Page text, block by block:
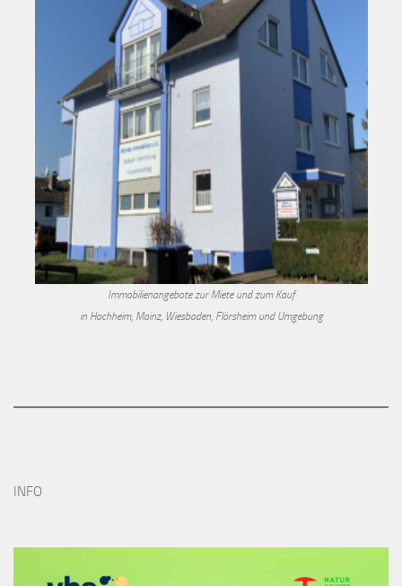
Immobilienangebote zur Miete und zum Kauf
in Hochheim, Mainz, Wiesbaden, Flörsheim und Umgebung
INFO